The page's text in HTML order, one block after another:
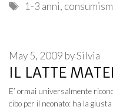
Tags
1-3 anni,
IL LATTE
May 5, 2009 bySilvia
E’ ormai universalmente
cibo per il neonato: ha la